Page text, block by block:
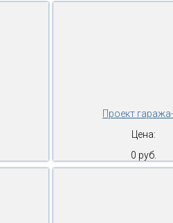
Проект
Цена:
0 руб.